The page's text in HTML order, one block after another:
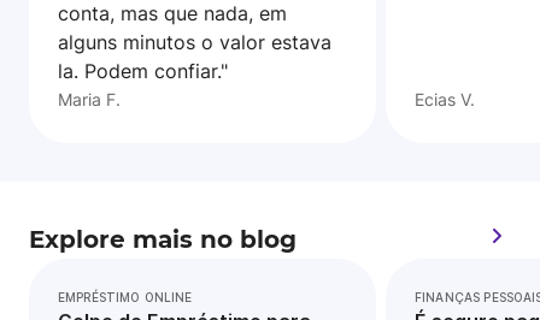
conta, mas que nada, em
alguns minutos o valor estava
la. Podem confiar."
Maria F. Ecias V.
Explore mais no blog
EMPRÉSTIMO ONLINE FINANÇAS